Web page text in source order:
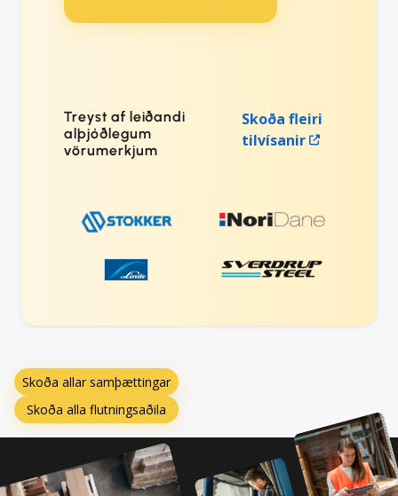
Treyst af leiðandi
alþjóðlegum
vörumerkjum
Skoða fleiri
tilvísanir
Skoða allar samþættingar
Skoða alla flutningsaðila